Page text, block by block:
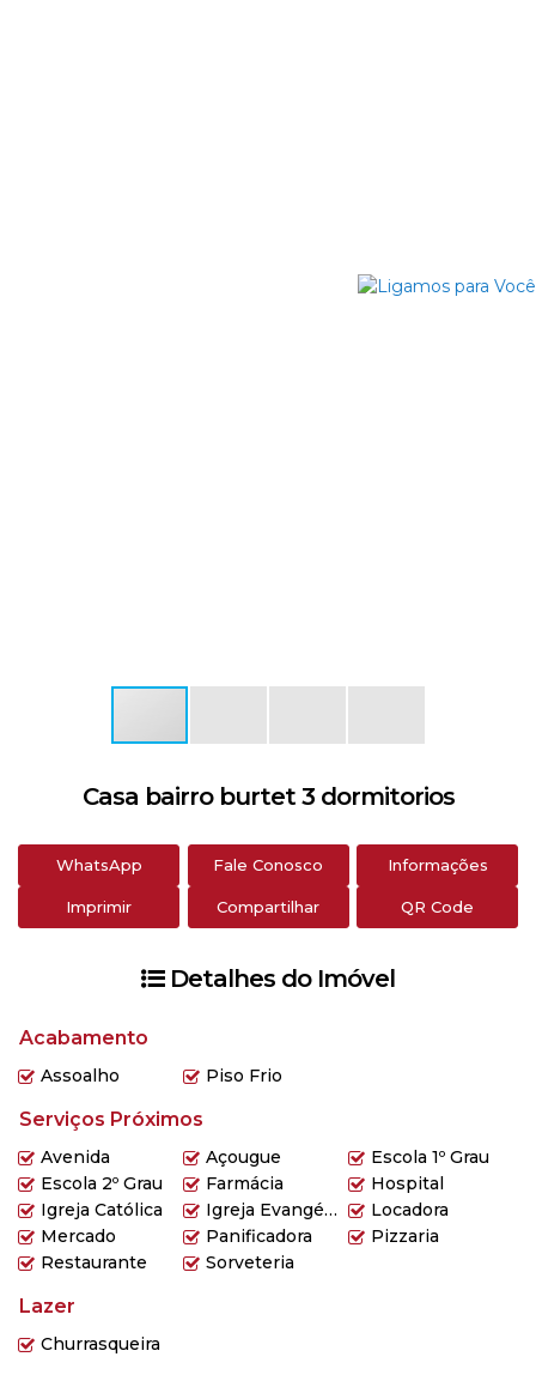
Casa bairro burtet 3 dormitorios
WhatsApp Fale Conosco Informações
Imprimir Compartilhar QR Code
Detalhes do Imóvel
Acabamento
Assoalho Piso Frio
Serviços Próximos
Avenida Açougue
Escola 1º Grau
Escola 2º Grau
Farmácia
Hospital
Igreja Católica
Igreja Evangélica
Locadora
Mercado
Panificadora
Pizzaria
Restaurante
Sorveteria
Lazer
Churrasqueira